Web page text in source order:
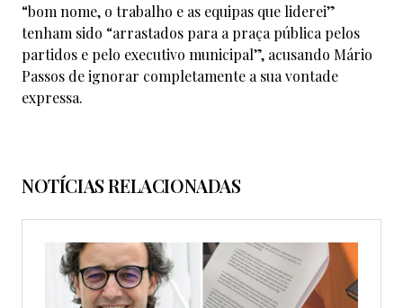
“bom nome, o trabalho e as equipas que liderei”
tenham sido “arrastados para a praça pública pelos
partidos e pelo executivo municipal”, acusando Mário
Passos de ignorar completamente a sua vontade
expressa.
NOTÍCIAS RELACIONADAS